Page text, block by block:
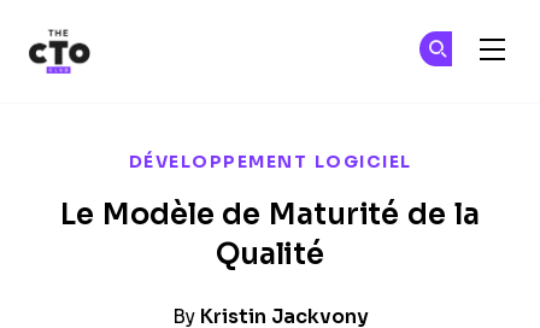
DÉVELOPPEMENT LOGICIEL
Le Modèle de Maturité de la
Qualité
By Kristin Jackvony